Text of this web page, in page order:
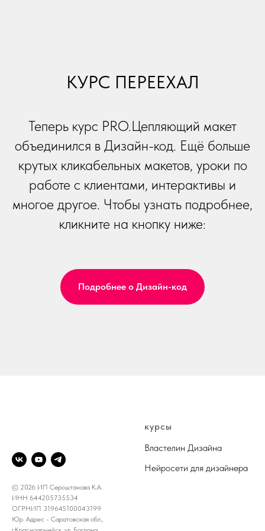
КУРС ПЕРЕЕХАЛ
Теперь курс PRO.Цепляющий макет
объединился в Дизайн-код. Ещё больше
крутых кликабельных макетов, уроки по
работе с клиентами, интерактивы и
многое другое. Чтобы узнать подробнее,
кликните на кнопку ниже:
Подробнее о Дизайн-код
© 2026 ИП Сероштанова К.А.
ИНН 644205735534
ОГРНИП 319645100043199
Юр. Адрес - Саратовская обл.,
курсы
Властелин Дизайна
Нейросети для дизайнера